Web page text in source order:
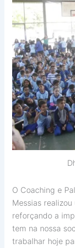
O Coaching e
Messias
reforçando a
tem na nossa
trabalhar hoje